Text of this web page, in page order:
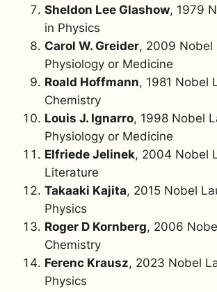
Sheldon Lee Glashow, 1979
in Physics
Carol W. Greider, 2009 Nobel
Physiology or Medicine
Roald Hoffmann, 1981 Nobel
Chemistry
Louis J. Ignarro, 1998 Nobel
Physiology or Medicine
Elfriede Jelinek, 2004 Nobel
Literature
Takaaki Kajita, 2015 Nobel
Physics
Roger D Kornberg, 2006
Chemistry
Ferenc Krausz, 2023 Nobel
Physics